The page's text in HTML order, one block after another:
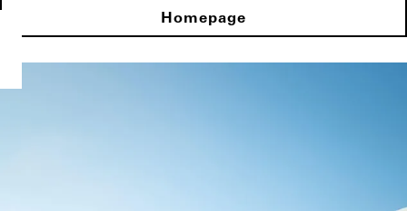
Homepage